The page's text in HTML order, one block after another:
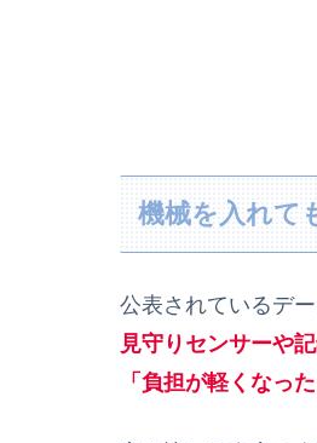
機械を入れて
公表されているデー
見守りセンサーや
「負担が軽くなっ